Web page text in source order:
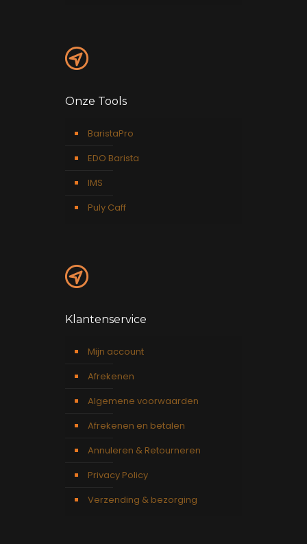
Onze Tools
BaristaPro
EDO Barista
IMS
Puly Caff
Klantenservice
Mijn account
Afrekenen
Algemene voorwaarden
Afrekenen en betalen
Annuleren & Retourneren
Privacy Policy
Verzending & bezorging